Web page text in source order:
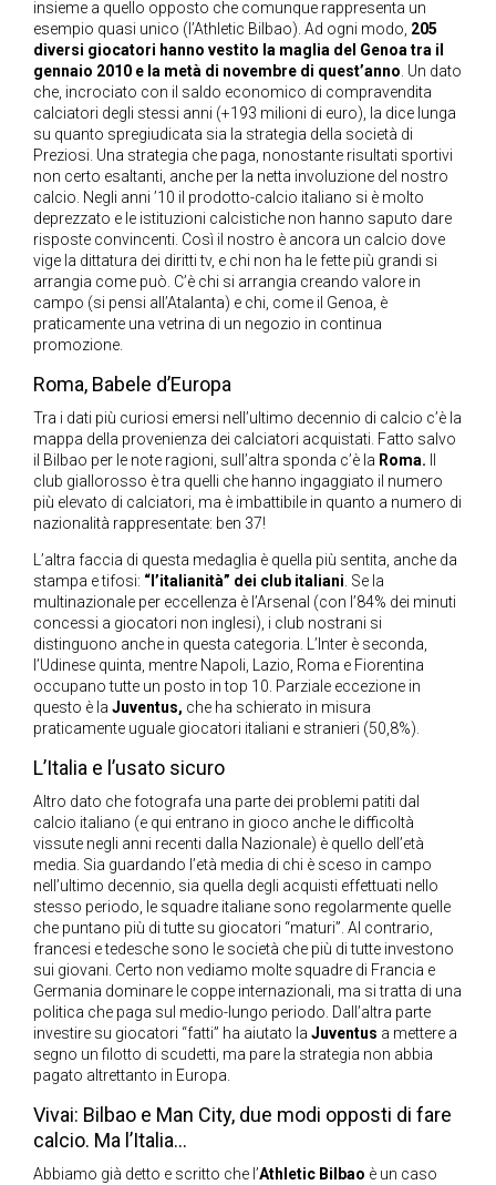
insieme a quello opposto che comunque rappresenta un
esempio quasi unico (l’Athletic Bilbao). Ad ogni modo, 205
diversi giocatori hanno vestito la maglia del Genoa tra il
gennaio 2010 e la metà di novembre di quest’anno. Un dato
che, incrociato con il saldo economico di compravendita
calciatori degli stessi anni (+193 milioni di euro), la dice lunga
su quanto spregiudicata sia la strategia della società di
Preziosi. Una strategia che paga, nonostante risultati sportivi
non certo esaltanti, anche per la netta involuzione del nostro
calcio. Negli anni ’10 il prodotto-calcio italiano si è molto
deprezzato e le istituzioni calcistiche non hanno saputo dare
risposte convincenti. Così il nostro è ancora un calcio dove
vige la dittatura dei diritti tv, e chi non ha le fette più grandi si
arrangia come può. C’è chi si arrangia creando valore in
campo (si pensi all’Atalanta) e chi, come il Genoa, è
praticamente una vetrina di un negozio in continua
promozione.
Roma, Babele d’Europa
Tra i dati più curiosi emersi nell’ultimo decennio di calcio c’è la
mappa della provenienza dei calciatori acquistati. Fatto salvo
il Bilbao per le note ragioni, sull’altra sponda c’è la Roma.
club giallorosso è tra quelli che hanno ingaggiato il numero
più elevato di calciatori, ma è imbattibile in quanto a numero di
nazionalità rappresentate: ben 37!
L’altra faccia di questa medaglia è quella più sentita, anche da
stampa e tifosi: “l’italianità” dei club italiani. Se la
multinazionale per eccellenza è l’Arsenal (con l’84% dei minuti
concessi a giocatori non inglesi), i club nostrani si
distinguono anche in questa categoria. L’Inter è seconda,
l’Udinese quinta, mentre Napoli, Lazio, Roma e Fiorentina
occupano tutte un posto in top 10. Parziale eccezione in
questo è la Juventus, che ha schierato in misura
praticamente uguale giocatori italiani e stranieri (50,8%).
L’Italia e l’usato sicuro
Altro dato che fotografa una parte dei problemi patiti dal
calcio italiano (e qui entrano in gioco anche le difficoltà
vissute negli anni recenti dalla Nazionale) è quello dell’età
media. Sia guardando l’età media di chi è sceso in campo
nell’ultimo decennio, sia quella degli acquisti effettuati nello
stesso periodo, le squadre italiane sono regolarmente quelle
che puntano più di tutte su giocatori “maturi”. Al contrario,
francesi e tedesche sono le società che più di tutte investono
sui giovani. Certo non vediamo molte squadre di Francia e
Germania dominare le coppe internazionali, ma si tratta di una
politica che paga sul medio-lungo periodo. Dall’altra parte
investire su giocatori “fatti” ha aiutato la Juventus a mettere a
segno un filotto di scudetti, ma pare la strategia non abbia
pagato altrettanto in Europa.
Vivai: Bilbao e Man City, due modi opposti di fare
calcio. Ma l’Italia…
Abbiamo già detto e scritto che l’Athletic Bilbao è un caso